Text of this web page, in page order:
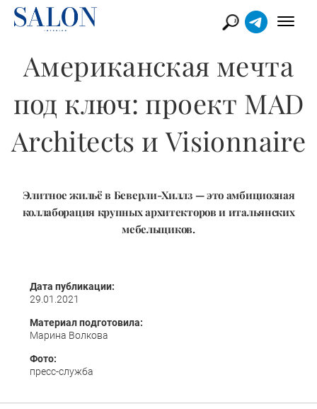
Американская мечта
под ключ: проект MAD
Architects и Visionnaire
Элитное жильё в Беверли-Хиллз — это амбициозная
коллаборация крупных архитекторов и итальянских
мебельщиков.
Дата публикации:
29.01.2021
Материал подготовила:
Марина Волкова
Фото:
пресс-служба